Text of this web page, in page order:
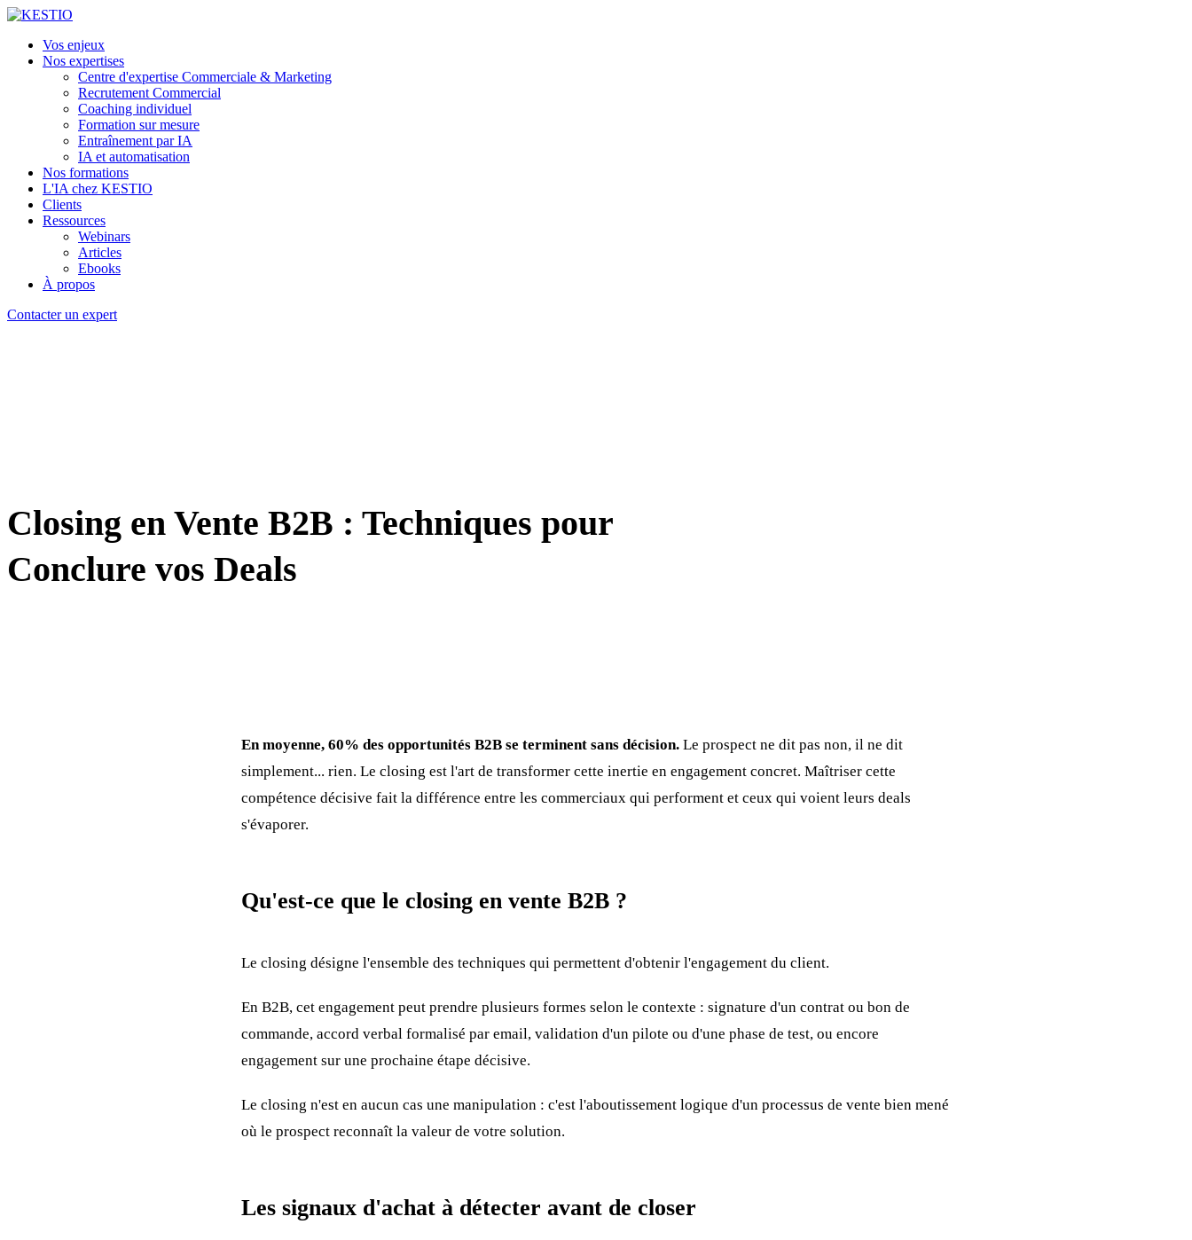
Vos enjeux
Nos expertises
Centre d'expertise Commerciale & Marketing
Recrutement Commercial
Coaching individuel
Formation sur mesure
Entraînement par IA
IA et automatisation
Nos formations
L'IA chez KESTIO
Clients
Ressources
Webinars
Articles
Ebooks
À propos
Contacter un expert
Closing en Vente B2B : Techniques pour
Conclure vos Deals
En moyenne, 60% des opportunités B2B se terminent sans décision. Le prospect ne dit pas non, il ne dit
simplement... rien. Le closing est l'art de transformer cette inertie en engagement concret. Maîtriser cette
compétence décisive fait la différence entre les commerciaux qui performent et ceux qui voient leurs deals
s'évaporer.
Qu'est-ce que le closing en vente B2B ?
Le closing désigne l'ensemble des techniques qui permettent d'obtenir l'engagement du client.
En B2B, cet engagement peut prendre plusieurs formes selon le contexte : signature d'un contrat ou bon de
commande, accord verbal formalisé par email, validation d'un pilote ou d'une phase de test, ou encore
engagement sur une prochaine étape décisive.
Le closing n'est en aucun cas une manipulation : c'est l'aboutissement logique d'un processus de vente bien mené
où le prospect reconnaît la valeur de votre solution.
Les signaux d'achat à détecter avant de closer